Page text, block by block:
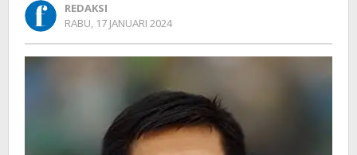
Presiden
Jokowi
REDAKSI
RABU, 17 JANUARI 2024